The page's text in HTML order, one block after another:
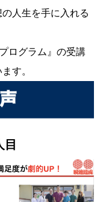
人生を手に入れる
ログラム』の受講
す。